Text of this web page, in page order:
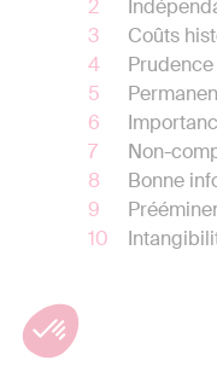
Coûts
Prudence
Non-
Bonne